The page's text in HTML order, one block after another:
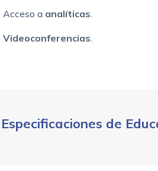
Acceso a analíticas.
Videoconferencias.
Especificaciones de